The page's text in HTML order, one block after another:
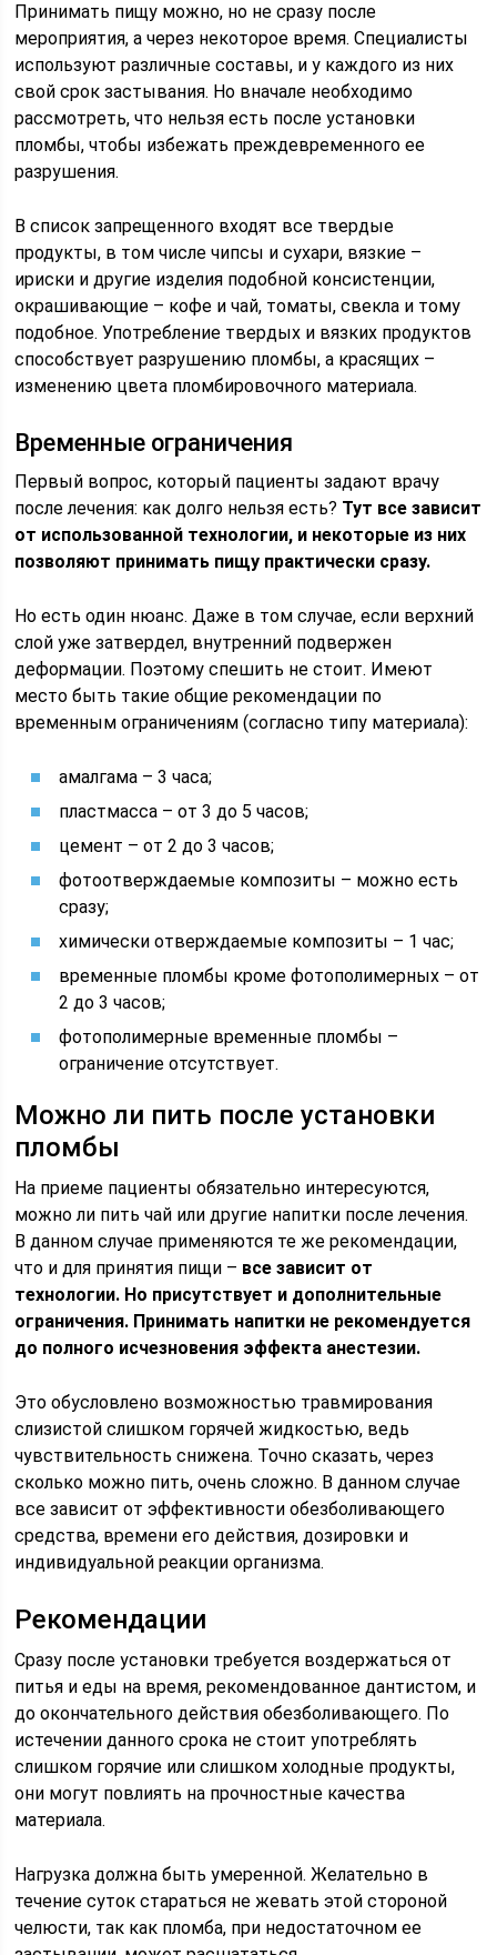
Принимать пищу можно, но не сразу после
мероприятия, а через некоторое время. Специалисты
используют различные составы, и у каждого из них
свой срок застывания. Но вначале необходимо
рассмотреть, что нельзя есть после установки
пломбы, чтобы избежать преждевременного ее
разрушения.
В список запрещенного входят все твердые
продукты, в том числе чипсы и сухари, вязкие –
ириски и другие изделия подобной консистенции,
окрашивающие – кофе и чай, томаты, свекла и тому
подобное. Употребление твердых и вязких продуктов
способствует разрушению пломбы, а красящих –
изменению цвета пломбировочного материала.
Временные ограничения
Первый вопрос, который пациенты задают врачу
после лечения: как долго нельзя есть? Тут все зависит
от использованной технологии, и некоторые из них
позволяют принимать пищу практически сразу.
Но есть один нюанс. Даже в том случае, если верхний
слой уже затвердел, внутренний подвержен
деформации. Поэтому спешить не стоит. Имеют
место быть такие общие рекомендации по
временным ограничениям (согласно типу материала):
амалгама – 3 часа;
пластмасса – от 3 до 5 часов;
цемент – от 2 до 3 часов;
фотоотверждаемые композиты – можно есть
сразу;
химически отверждаемые композиты – 1 час;
временные пломбы кроме фотополимерных – от
2 до 3 часов;
фотополимерные временные пломбы –
ограничение отсутствует.
Можно ли пить после установки
пломбы
На приеме пациенты обязательно интересуются,
можно ли пить чай или другие напитки после лечения.
В данном случае применяются те же рекомендации,
что и для принятия пищи – все зависит от
технологии. Но присутствует и дополнительные
ограничения. Принимать напитки не рекомендуется
до полного исчезновения эффекта анестезии.
Это обусловлено возможностью травмирования
слизистой слишком горячей жидкостью, ведь
чувствительность снижена. Точно сказать, через
сколько можно пить, очень сложно. В данном случае
все зависит от эффективности обезболивающего
средства, времени его действия, дозировки и
индивидуальной реакции организма.
Рекомендации
Сразу после установки требуется воздержаться от
питья и еды на время, рекомендованное дантистом, и
до окончательного действия обезболивающего. По
истечении данного срока не стоит употреблять
слишком горячие или слишком холодные продукты,
они могут повлиять на прочностные качества
материала.
Нагрузка должна быть умеренной. Желательно в
течение суток стараться не жевать этой стороной
челюсти, так как пломба, при недостаточном ее